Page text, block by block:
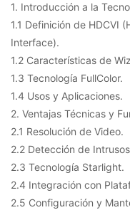
1. Introducción a la
1.1 Definición de HDCVI
Interface).
1.2 Características de
1.3 Tecnología FullColor.
1.4 Usos y Aplicaciones.
2. Ventajas Técnicas y
2.1 Resolución de Video.
2.2 Detección de
2.3 Tecnología Starlight.
2.4 Integración con
2.5 Configuración y